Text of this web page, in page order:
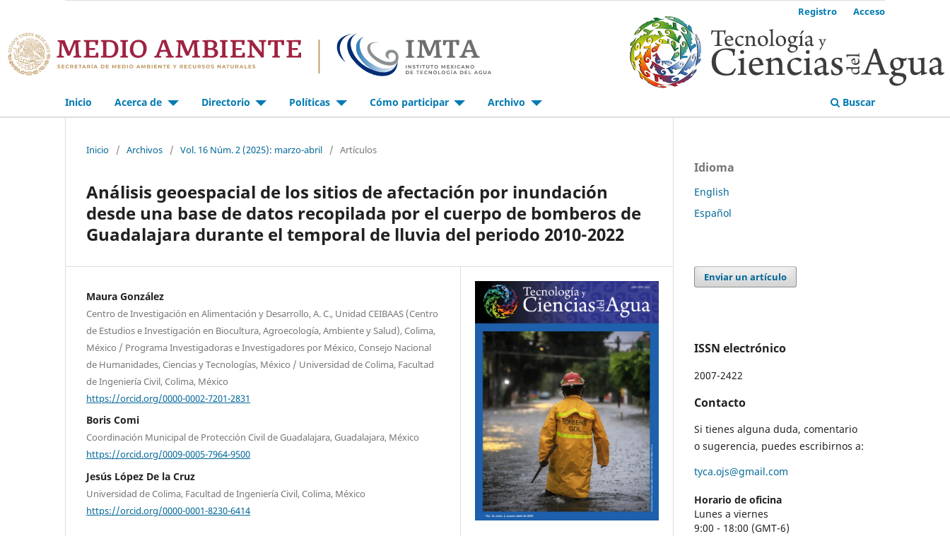
Inicio Acerca de Directorio Políticas Cómo participar Archivo Buscar
Registro Acceso
Inicio / Archivos / Vol. 16 Núm. 2 (2025): marzo-abril / Artículos
Análisis geoespacial de los sitios de afectación por inundación
desde una base de datos recopilada por el cuerpo de bomberos de
Guadalajara durante el temporal de lluvia del periodo 2010-2022
Maura González
Centro de Investigación en Alimentación y Desarrollo, A. C., Unidad CEIBAAS (Centro
de Estudios e Investigación en Biocultura, Agroecología, Ambiente y Salud), Colima,
México / Programa Investigadoras e Investigadores por México, Consejo Nacional
de Humanidades, Ciencias y Tecnologías, México / Universidad de Colima, Facultad
de Ingeniería Civil, Colima, México
https://orcid.org/0000-0002-7201-2831
Boris Comi
Coordinación Municipal de Protección Civil de Guadalajara, Guadalajara, México
https://orcid.org/0009-0005-7964-9500
Jesús López De la Cruz
Universidad de Colima, Facultad de Ingeniería Civil, Colima, México
https://orcid.org/0000-0001-8230-6414
Idioma
English
Español
Enviar un artículo
ISSN electrónico
2007-2422
Contacto
Si tienes alguna duda, comentario
o sugerencia, puedes escribirnos a:
tyca.ojs@gmail.com
Horario de oficina
Lunes a viernes
9:00 - 18:00 (GMT-6)